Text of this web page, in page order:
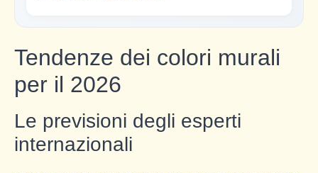
Tendenze dei colori murali
per il 2026
Le previsioni degli esperti
internazionali